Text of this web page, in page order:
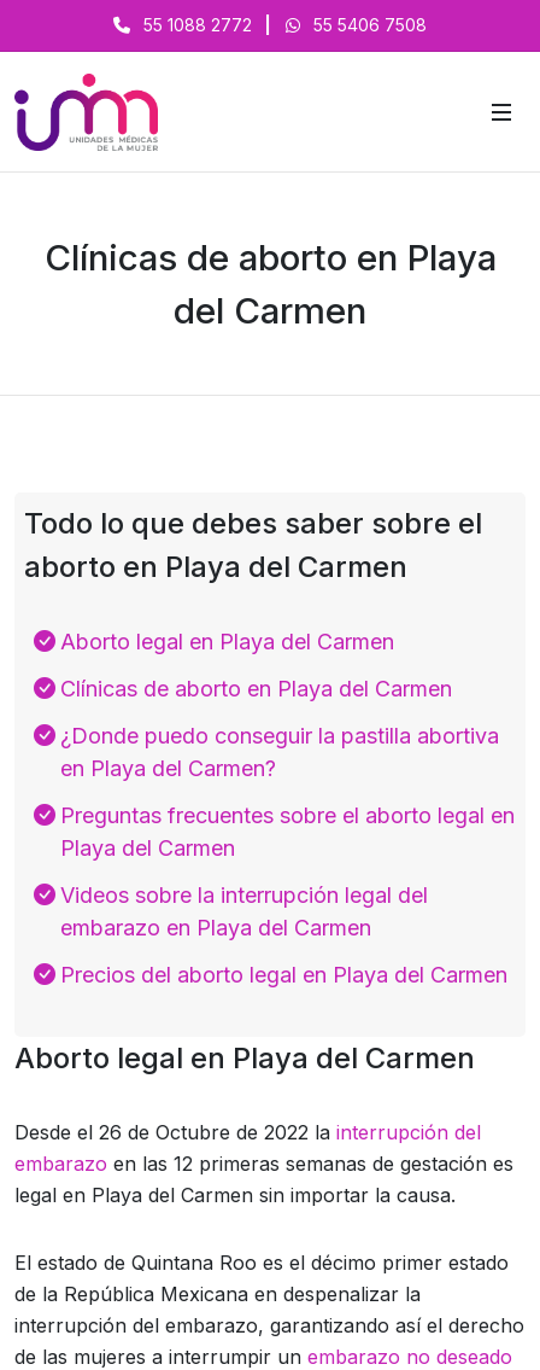
55 1088 2772 55 5406 7508
Clínicas de aborto en Playa
del Carmen
Todo lo que debes saber sobre el
aborto en Playa del Carmen
Aborto legal en Playa del Carmen
Clínicas de aborto en Playa del Carmen
¿Donde puedo conseguir la pastilla abortiva
en Playa del Carmen?
Preguntas frecuentes sobre el aborto legal en
Playa del Carmen
Videos sobre la interrupción legal del
embarazo en Playa del Carmen
Precios del aborto legal en Playa del Carmen
Aborto legal en Playa del Carmen
Desde el 26 de Octubre de 2022 la interrupción del
embarazo en las 12 primeras semanas de gestación es
legal en Playa del Carmen sin importar la causa.
El estado de Quintana Roo es el décimo primer estado
de la República Mexicana en despenalizar la
interrupción del embarazo, garantizando así el derecho
de las mujeres a interrumpir un embarazo no deseado